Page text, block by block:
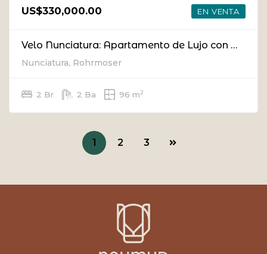
US$330,000.00 EN VENTA
Velo Nunciatura: Apartamento de Lujo con Diseño Sostenible y Vistas en el Piso 14
Nunciatura, Rohrmoser
2 Br 2 Ba 96 m2
1 2 3